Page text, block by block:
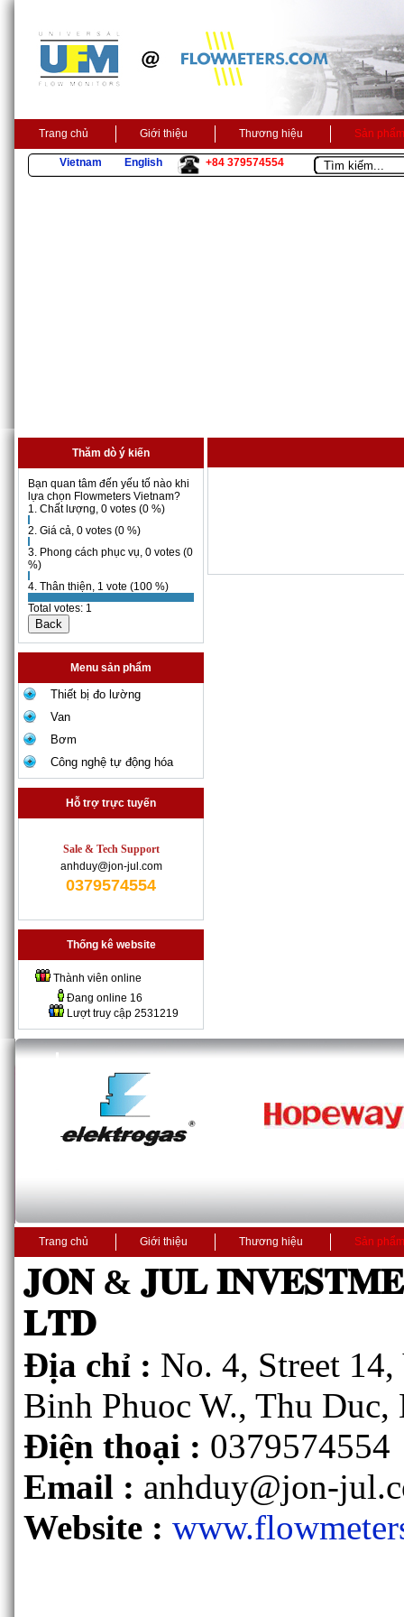
Trang chủ Giới thiệu Thương hiệu Sản phẩm
Vietnam English +84 379574554
Thăm dò ý kiến
Bạn quan tâm đến yếu tố nào khi
lựa chọn Flowmeters Vietnam?
1. Chất lượng, 0 votes (0 %)
2. Giá cả, 0 votes (0 %)
3. Phong cách phục vụ, 0 votes (0
%)
4. Thân thiện, 1 vote (100 %)
Total votes: 1
Menu sản phẩm
Thiết bị đo lường
Van
Bơm
Công nghệ tự động hóa
Hỗ trợ trực tuyến
Sale & Tech Support
anhduy@jon-jul.com
0379574554
Thống kê website
Thành viên online
Đang online 16
Lượt truy cập 2531219
Trang chủ Giới thiệu Thương hiệu Sản phẩm
𝐉𝐎𝐍 & 𝐉𝐔𝐋
𝐋𝐓𝐃
Địa chỉ : No. 4, Street
Binh Phuoc W., Thu
Điện thoại : 0379574554
Email : anhduy@jon-
Website :